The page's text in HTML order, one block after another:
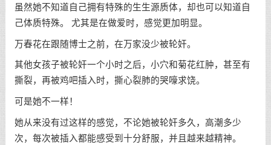
虽然她不知道自己拥有特殊的生生源质体，却也可以知道自
己体质特殊。 尤其是在做爱时，感觉更加明显。
万春花在跟随博士之前，在万家没少被轮奸。
其他女孩子被轮奸一个小时之后，小穴和菊花红肿，甚至有
撕裂，再被鸡吧插入时，撕心裂肺的哭嚎求饶。
可是她不一样！
她从来没有过这样的感觉，不论她被轮奸多久，高潮多少
次，每次被插入都能感受到十分舒服，并且越来越精神。